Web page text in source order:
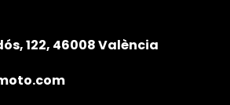
122, 46008 València